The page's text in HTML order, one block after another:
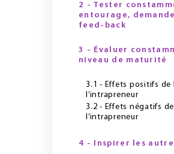
2 - Tester
entourage,
feed-back
3 - Évaluer
niveau de maturité
3.1 - Effets positifs de
l’intrapreneur
3.2 - Effets négatifs
l’intrapreneur
4 - Inspirer les